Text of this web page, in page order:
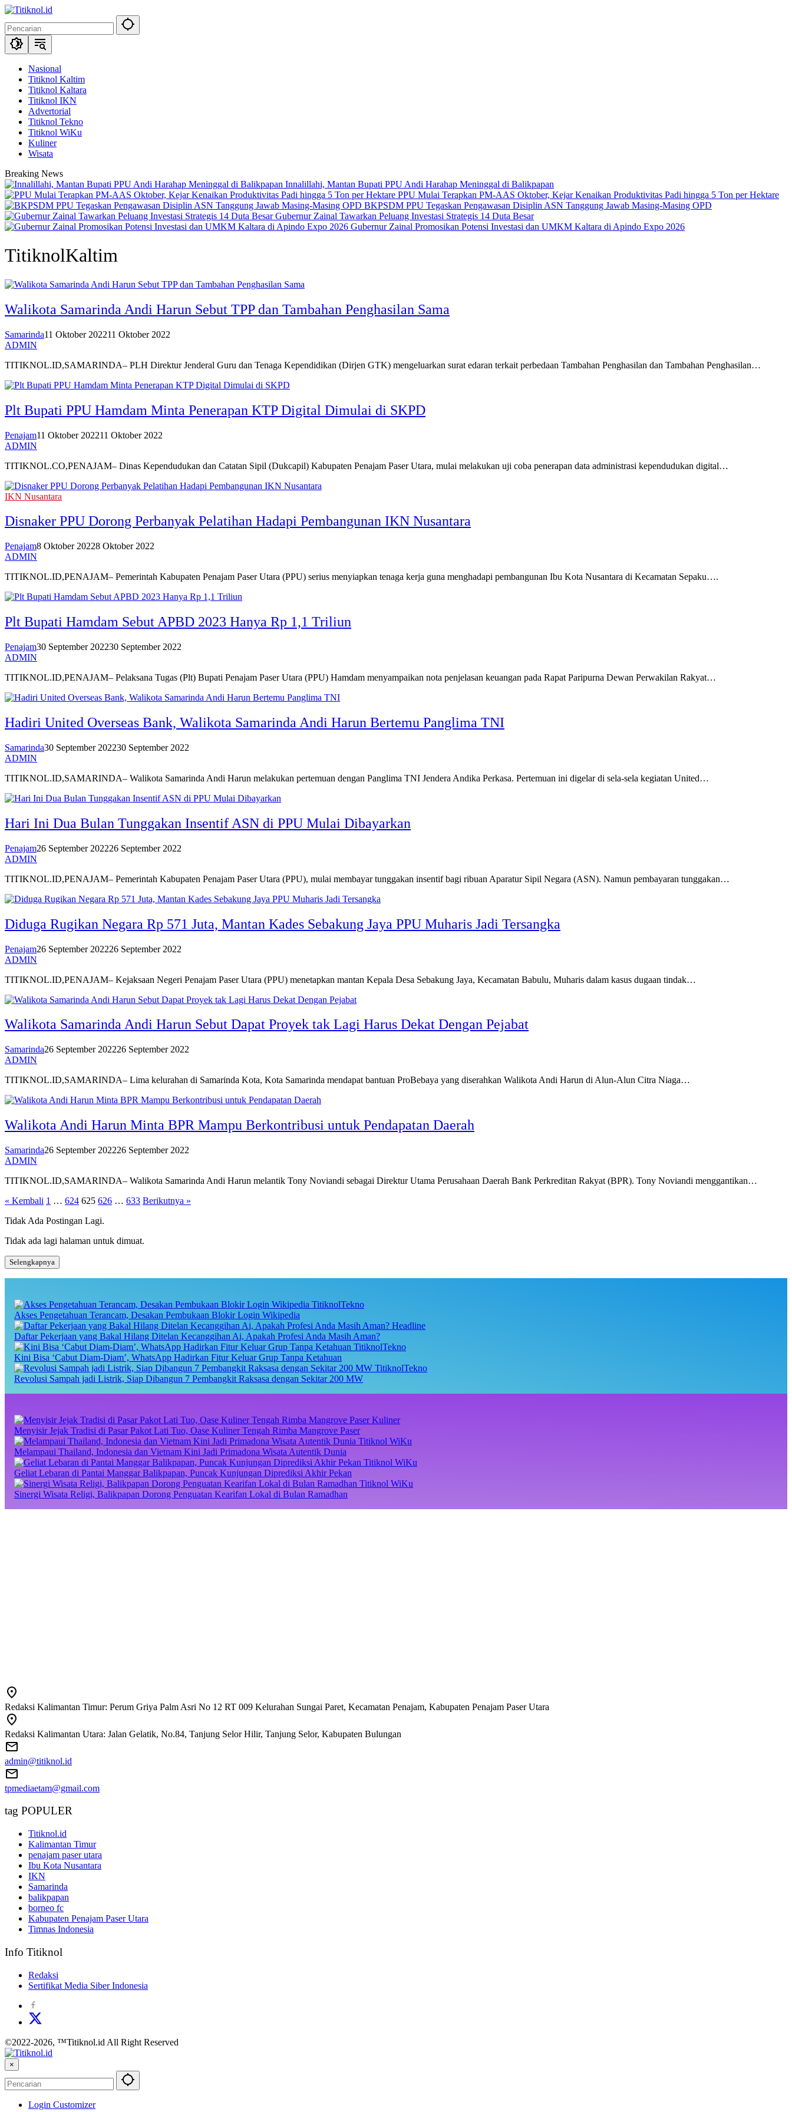
Langsung
konten
Nasional
Titiknol Kaltim
Titiknol Kaltara
Titiknol IKN
Advertorial
Titiknol Tekno
Titiknol WiKu
Kuliner
Wisata
Breaking News
Innalillahi, Mantan Bupati PPU Andi Harahap Meninggal di Balikpapan
PPU Mulai Terapkan PM-AAS Oktober, Kejar Kenaikan Produktivitas Padi hingga 5 Ton per Hektare
BKPSDM PPU Tegaskan Pengawasan Disiplin ASN Tanggung Jawab Masing-Masing OPD
Gubernur Zainal Tawarkan Peluang Investasi Strategis 14 Duta Besar
Gubernur Zainal Promosikan Potensi Investasi dan UMKM Kaltara di Apindo Expo 2026
TitiknolKaltim
Walikota Samarinda Andi Harun Sebut TPP dan Tambahan Penghasilan Sama
Samarinda11 Oktober 202211 Oktober 2022
ADMIN
TITIKNOL.ID,SAMARINDA– PLH Direktur Jenderal Guru dan Tenaga Kependidikan (Dirjen GTK) mengeluarkan surat edaran terkait perbedaan Tambahan Penghasilan dan Tambahan Penghasilan…
Plt Bupati PPU Hamdam Minta Penerapan KTP Digital Dimulai di SKPD
Penajam11 Oktober 202211 Oktober 2022
ADMIN
TITIKNOL.CO,PENAJAM– Dinas Kependudukan dan Catatan Sipil (Dukcapil) Kabupaten Penajam Paser Utara, mulai melakukan uji coba penerapan data administrasi kependudukan digital…
IKN Nusantara
Disnaker PPU Dorong Perbanyak Pelatihan Hadapi Pembangunan IKN Nusantara
Penajam8 Oktober 20228 Oktober 2022
ADMIN
TITIKNOL.ID,PENAJAM– Pemerintah Kabupaten Penajam Paser Utara (PPU) serius menyiapkan tenaga kerja guna menghadapi pembangunan Ibu Kota Nusantara di Kecamatan Sepaku….
Plt Bupati Hamdam Sebut APBD 2023 Hanya Rp 1,1 Triliun
Penajam30 September 202230 September 2022
ADMIN
TITIKNOL.ID,PENAJAM– Pelaksana Tugas (Plt) Bupati Penajam Paser Utara (PPU) Hamdam menyampaikan nota penjelasan keuangan pada Rapat Paripurna Dewan Perwakilan Rakyat…
Hadiri United Overseas Bank, Walikota Samarinda Andi Harun Bertemu Panglima TNI
Samarinda30 September 202230 September 2022
ADMIN
TITIKNOL.ID,SAMARINDA– Walikota Samarinda Andi Harun melakukan pertemuan dengan Panglima TNI Jendera Andika Perkasa. Pertemuan ini digelar di sela-sela kegiatan United…
Hari Ini Dua Bulan Tunggakan Insentif ASN di PPU Mulai Dibayarkan
Penajam26 September 202226 September 2022
ADMIN
TITIKNOL.ID,PENAJAM– Pemerintah Kabupaten Penajam Paser Utara (PPU), mulai membayar tunggakan insentif bagi ribuan Aparatur Sipil Negara (ASN). Namun pembayaran tunggakan…
Diduga Rugikan Negara Rp 571 Juta, Mantan Kades Sebakung Jaya PPU Muharis Jadi Tersangka
Penajam26 September 202226 September 2022
ADMIN
TITIKNOL.ID,PENAJAM– Kejaksaan Negeri Penajam Paser Utara (PPU) menetapkan mantan Kepala Desa Sebakung Jaya, Kecamatan Babulu, Muharis dalam kasus dugaan tindak…
Walikota Samarinda Andi Harun Sebut Dapat Proyek tak Lagi Harus Dekat Dengan Pejabat
Samarinda26 September 202226 September 2022
ADMIN
TITIKNOL.ID,SAMARINDA– Lima kelurahan di Samarinda Kota, Kota Samarinda mendapat bantuan ProBebaya yang diserahkan Walikota Andi Harun di Alun-Alun Citra Niaga…
Walikota Andi Harun Minta BPR Mampu Berkontribusi untuk Pendapatan Daerah
Samarinda26 September 202226 September 2022
ADMIN
TITIKNOL.ID,SAMARINDA– Walikota Samarinda Andi Harun melantik Tony Noviandi sebagai Direktur Utama Perusahaan Daerah Bank Perkreditan Rakyat (BPR). Tony Noviandi menggantikan…
Paginasi
pos
« Kembali 1 … 624 625 626 … 633 Berikutnya »
Tidak Ada Postingan Lagi.
Tidak ada lagi halaman untuk dimuat.
Selengkapnya
TitiknolTekno
Akses Pengetahuan Terancam, Desakan Pembukaan Blokir Login Wikipedia
Headline
Daftar Pekerjaan yang Bakal Hilang Ditelan Kecanggihan Ai, Apakah Profesi Anda Masih Aman?
TitiknolTekno
Kini Bisa ‘Cabut Diam-Diam’, WhatsApp Hadirkan Fitur Keluar Grup Tanpa Ketahuan
TitiknolTekno
Revolusi Sampah jadi Listrik, Siap Dibangun 7 Pembangkit Raksasa dengan Sekitar 200 MW
Kuliner
Menyisir Jejak Tradisi di Pasar Pakot Lati Tuo, Oase Kuliner Tengah Rimba Mangrove Paser
Titiknol WiKu
Melampaui Thailand, Indonesia dan Vietnam Kini Jadi Primadona Wisata Autentik Dunia
Titiknol WiKu
Geliat Lebaran di Pantai Manggar Balikpapan, Puncak Kunjungan Diprediksi Akhir Pekan
Titiknol WiKu
Sinergi Wisata Religi, Balikpapan Dorong Penguatan Kearifan Lokal di Bulan Ramadhan
Redaksi Kalimantan Timur: Perum Griya Palm Asri No 12 RT 009 Kelurahan Sungai Paret, Kecamatan Penajam, Kabupaten Penajam Paser Utara
Redaksi Kalimantan Utara: Jalan Gelatik, No.84, Tanjung Selor Hilir, Tanjung Selor, Kabupaten Bulungan
admin@titiknol.id
tpmediaetam@gmail.com
tag POPULER
Titiknol.id
Kalimantan Timur
penajam paser utara
Ibu Kota Nusantara
IKN
Samarinda
balikpapan
borneo fc
Kabupaten Penajam Paser Utara
Timnas Indonesia
Info Titiknol
Redaksi
Sertifikat Media Siber Indonesia
©2022-2026, ™Titiknol.id All Right Reserved
×
Login Customizer